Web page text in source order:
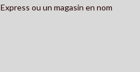
ou un magasin en nom